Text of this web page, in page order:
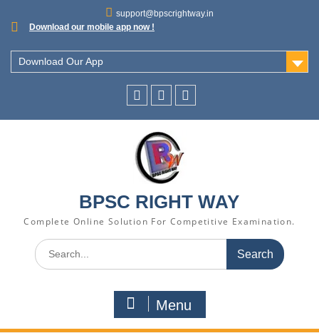
support@bpscrightway.in
Download our mobile app now !
Download Our App
BPSC RIGHT WAY
Complete Online Solution For Competitive Examination.
Menu